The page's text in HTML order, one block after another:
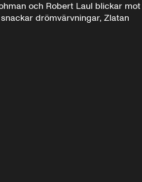
och Robert Laul blickar mot
drömvärvningar, Zlatan